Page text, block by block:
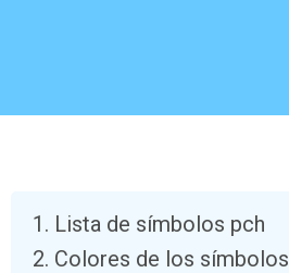
Lista de símbolos pch
Colores de los símbolos